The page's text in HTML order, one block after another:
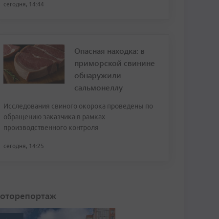
сегодня, 14:44
Опасная находка: в
приморской свинине
обнаружили
сальмонеллу
Исследования свиного окорока проведены по
обращению заказчика в рамках
производственного контроля
сегодня, 14:25